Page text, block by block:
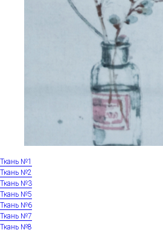
Ткань №1
Ткань №2
Ткань №3
Ткань №5
Ткань №6
Ткань №7
Ткань №8